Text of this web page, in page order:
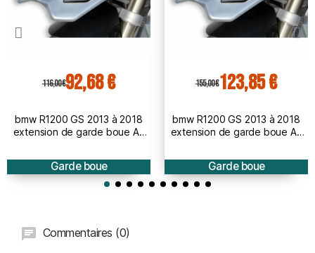
116,00 €92,68 €
bmw R1200 GS 2013 à 2018
extension de garde boue AV
Garde boue
155,00 €123,85 €
bmw R1200 GS 2013 à 2018
extension de garde boue AV
Garde boue
Commentaires (0)